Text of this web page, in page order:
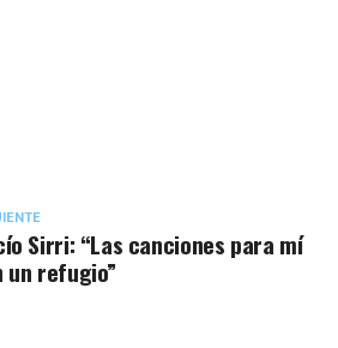
Sirri: “Las canciones para mí
un refugio”